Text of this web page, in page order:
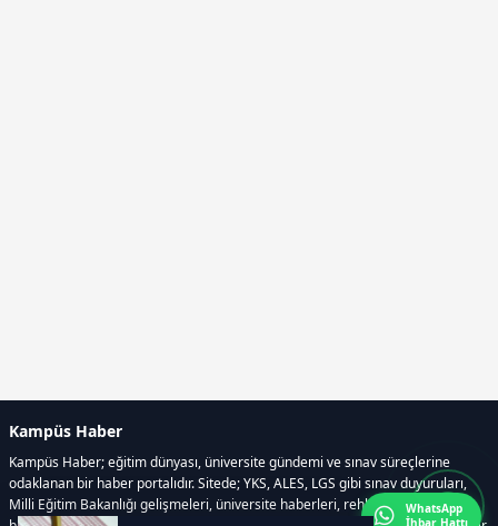
Kampüs Haber
Kampüs Haber; eğitim dünyası, üniversite gündemi ve sınav süreçlerine
odaklanan bir haber portalıdır. Sitede; YKS, ALES, LGS gibi sınav duyuruları,
Milli Eğitim Bakanlığı gelişmeleri, üniversite haberleri, rehberlik içerikleri,
WhatsApp
İhbar Hattı